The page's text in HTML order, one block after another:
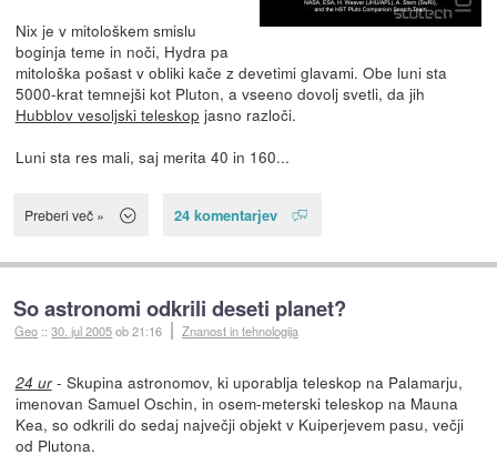
Nix je v mitološkem smislu
boginja teme in noči, Hydra pa
mitološka pošast v obliki kače z devetimi glavami. Obe luni sta
5000-krat temnejši kot Pluton, a vseeno dovolj svetli, da jih
Hubblov vesoljski teleskop jasno razloči.
Luni sta res mali, saj merita 40 in 160...
Preberi več » 24 komentarjev
So astronomi odkrili deseti planet?
Geo ::30. jul 2005ob 21:16 Znanost in tehnologija
24 ur- Skupina astronomov, ki uporablja teleskop na Palamarju,
imenovan Samuel Oschin, in osem-meterski teleskop na Mauna
Kea, so odkrili do sedaj največji objekt v Kuiperjevem pasu, večji
od Plutona.